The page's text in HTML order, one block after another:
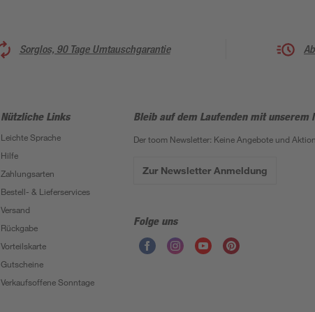
Sorglos, 90 Tage Umtauschgarantie
Nützliche Links
Leichte Sprache
Hilfe
Zahlungsarten
Bestell- & Lieferservices
Versand
Rückgabe
Vorteilskarte
Gutscheine
Verkaufsoffene Sonntage
Bleib auf dem Laufenden mit unserem
Der toom Newsletter: Keine Angebote und
Zur Newsletter Anmeldung
Folge uns